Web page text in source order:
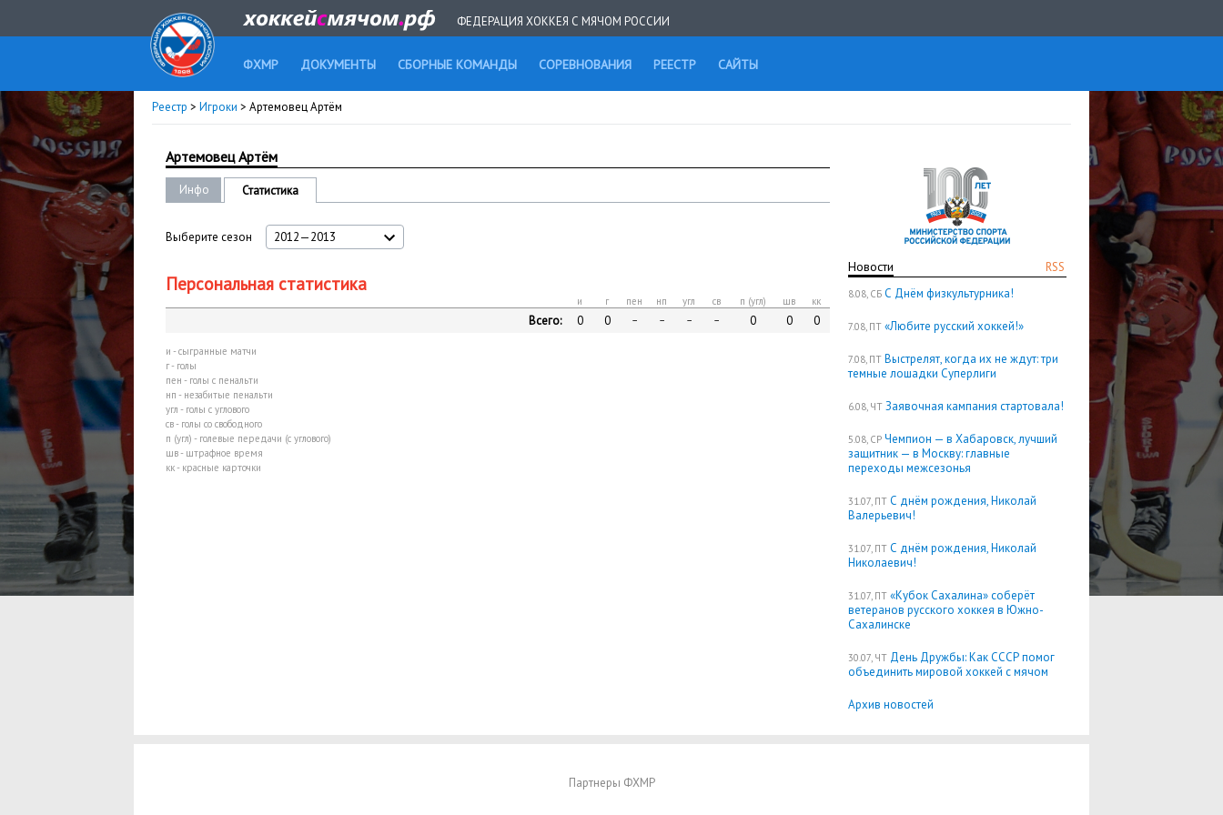
ФЕДЕРАЦИЯ ХОККЕЯ С МЯЧОМ РОССИИ
ФХМР ДОКУМЕНТЫ СБОРНЫЕ КОМАНДЫ СОРЕВНОВАНИЯ РЕЕСТР САЙТЫ
Реестр > Игроки > Артемовец Артём
RSS
Новости
8.08, СБ С Днём физкультурника!
7.08, ПТ «Любите русский хоккей!»
7.08, ПТ Выстрелят, когда их не ждут: три
темные лошадки Суперлиги
6.08, ЧТ Заявочная кампания стартовала!
5.08, СР Чемпион — в Хабаровск, лучший
защитник — в Москву: главные
переходы межсезонья
31.07, ПТ С днём рождения, Николай
Валерьевич!
31.07, ПТ С днём рождения, Николай
Николаевич!
31.07, ПТ «Кубок Сахалина» соберёт
ветеранов русского хоккея в Южно-
Сахалинске
30.07, ЧТ День Дружбы: Как СССР помог
объединить мировой хоккей с мячом
Архив новостей
Артемовец Артём
Инфо Статистика
Выберите сезон 2012—2013
Персональная статистика
и г пен нп угл св п (угл) шв кк
Всего: 0 0 – – – – 0 0 0
и - сыгранные матчи
г - голы
пен - голы с пенальти
нп - незабитые пенальти
угл - голы с углового
св - голы со свободного
п (угл) - голевые передачи (с углового)
шв - штрафное время
кк - красные карточки
Партнеры ФХМР